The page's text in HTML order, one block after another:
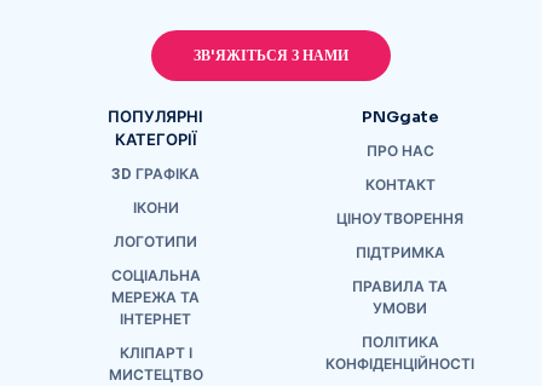
ЗВ'ЯЖІТЬСЯ З НАМИ
ПОПУЛЯРНІ
КАТЕГОРІЇ
3D ГРАФІКА
ІКОНИ
ЛОГОТИПИ
СОЦІАЛЬНА
МЕРЕЖА ТА
ІНТЕРНЕТ
КЛІПАРТ І
МИСТЕЦТВО
PNGgate
ПРО НАС
КОНТАКТ
ЦІНОУТВОРЕННЯ
ПІДТРИМКА
ПРАВИЛА ТА
УМОВИ
ПОЛІТИКА
КОНФІДЕНЦІЙНОСТІ